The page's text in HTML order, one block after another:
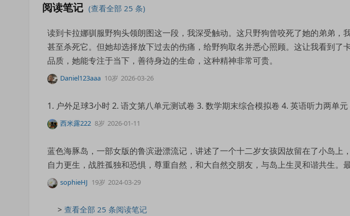
阅读笔记 (查看全部 25 条)
读到卡拉娜驯服野狗头领朗图这一段，我深受触动。这只野狗曾咬死了她的弟弟，
甚至杀死它。但她却选择放下过去的伤痛，给野狗取名并悉心照顾。这让我看到了
品质，她能专注于当下，善待身边的生命，这种精神非常可贵。
Daniel123aaa 10岁 2026-03-26
1. 户外足球3小时 2. 语文第八单元测试卷 3. 数学期末综合模拟卷 4. 英语听力两单
西米露222 8岁 2026-01-11
蓝色海豚岛，一部女版的鲁滨逊漂流记，讲述了一个十二岁女孩因故留在了小岛上
自力更生，战胜孤独和恐惧，尊重自然，和大自然交朋友，与岛上生灵和谐共生。
sophieHJ 19岁 2024-03-29
> 查看全部 25 条阅读笔记